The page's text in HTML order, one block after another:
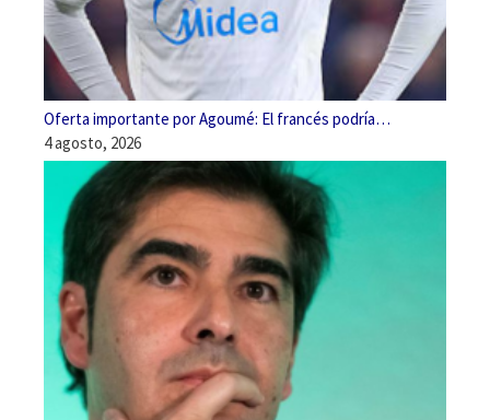
Oferta importante por Agoumé: El francés podría…
4 agosto, 2026